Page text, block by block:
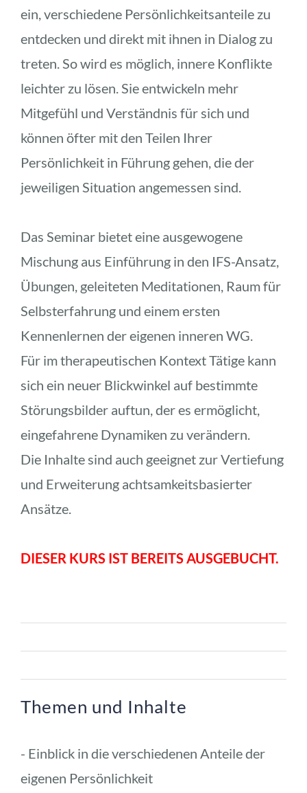
ein, verschiedene Persönlichkeitsanteile zu
entdecken und direkt mit ihnen in Dialog zu
treten. So wird es möglich, innere Konflikte
leichter zu lösen. Sie entwickeln mehr
Mitgefühl und Verständnis für sich und
können öfter mit den Teilen Ihrer
Persönlichkeit in Führung gehen, die der
jeweiligen Situation angemessen sind.
Das Seminar bietet eine ausgewogene
Mischung aus Einführung in den IFS-Ansatz,
Übungen, geleiteten Meditationen, Raum für
Selbsterfahrung und einem ersten
Kennenlernen der eigenen inneren WG.
Für im therapeutischen Kontext Tätige kann
sich ein neuer Blickwinkel auf bestimmte
Störungsbilder auftun, der es ermöglicht,
eingefahrene Dynamiken zu verändern.
Die Inhalte sind auch geeignet zur Vertiefung
und Erweiterung achtsamkeitsbasierter
Ansätze.
DIESER KURS IST BEREITS AUSGEBUCHT.
Themen und Inhalte
- Einblick in die verschiedenen Anteile der
eigenen Persönlichkeit